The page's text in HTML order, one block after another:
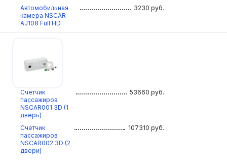
Автомобильная
камера NSCAR
AJ108 Full HD
3230 руб.
Счетчик
пассажиров
NSCAR001 3D (1
дверь)
53660 руб.
Счетчик
пассажиров
NSCAR002 3D (2
двери)
107310 руб.